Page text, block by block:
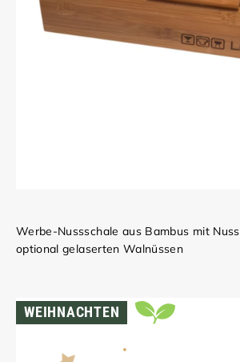
Werbe-Nussschale aus Bambus mit
optional gelaserten Walnüssen
WEIHNACHTEN